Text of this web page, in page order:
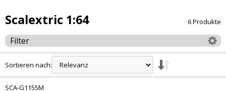
Scalextric 1:64 6 Produkte
Filter
Sortieren nach:
SCA-G1155M